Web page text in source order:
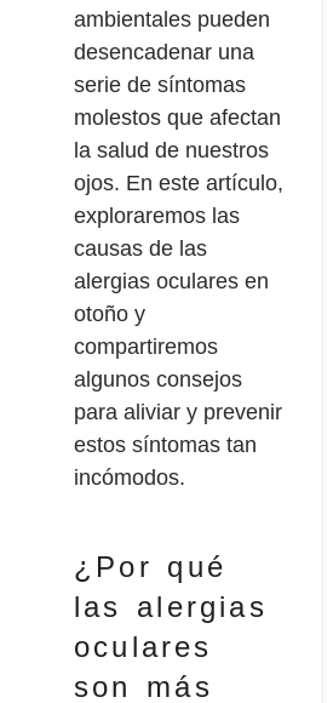
ambientales pueden
desencadenar una
serie de síntomas
molestos que afectan
la salud de nuestros
ojos. En este artículo,
exploraremos las
causas de las
alergias oculares en
otoño y
compartiremos
algunos consejos
para aliviar y prevenir
estos síntomas tan
incómodos.
¿Por qué
las alergias
oculares
son más